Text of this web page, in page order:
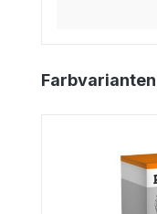
Produktgalerie
Farbvarianten